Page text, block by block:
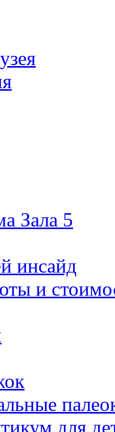
Зала 5
инсайд
и
для